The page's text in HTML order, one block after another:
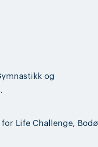
og
for Life Challenge, Bodø